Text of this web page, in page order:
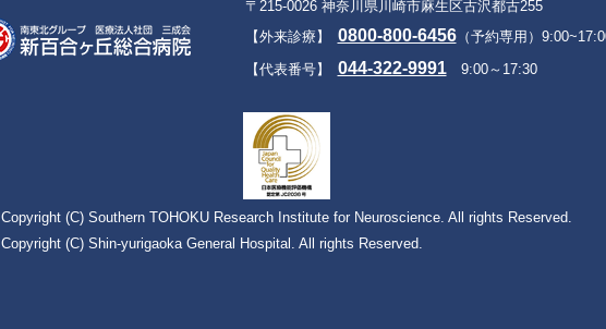
〒215-0026 神奈川県川崎市麻生区古沢都古255
【外来診療】 0800-800-6456（予約専用）
【代表番号】 044-322-99919:00～17:30
Copyright (C) Southern TOHOKU Research Institute for Neuroscience. All rights Reserved.
Copyright (C) Shin-yurigaoka General Hospital. All rights Reserved.